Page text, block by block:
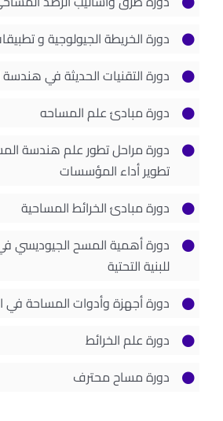
دورة الخريطة الجيولوجية و
دورة التقنيات الحديثة في
دورة مبادئ علم المساحه
دورة مراحل تطور علم هندسة
تطوير أداء المؤسسات
دورة مبادئ الخرائط المساحية
دورة أهمية المسح الجيوديسي في
للبنية التحتية
دورة أجهزة وأدوات المساحة في
دورة علم الخرائط
دورة مساح محترف